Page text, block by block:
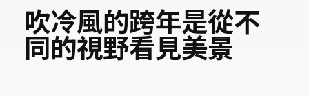
遇見好課程
吹冷風的跨年是從不
同的視野看見美景